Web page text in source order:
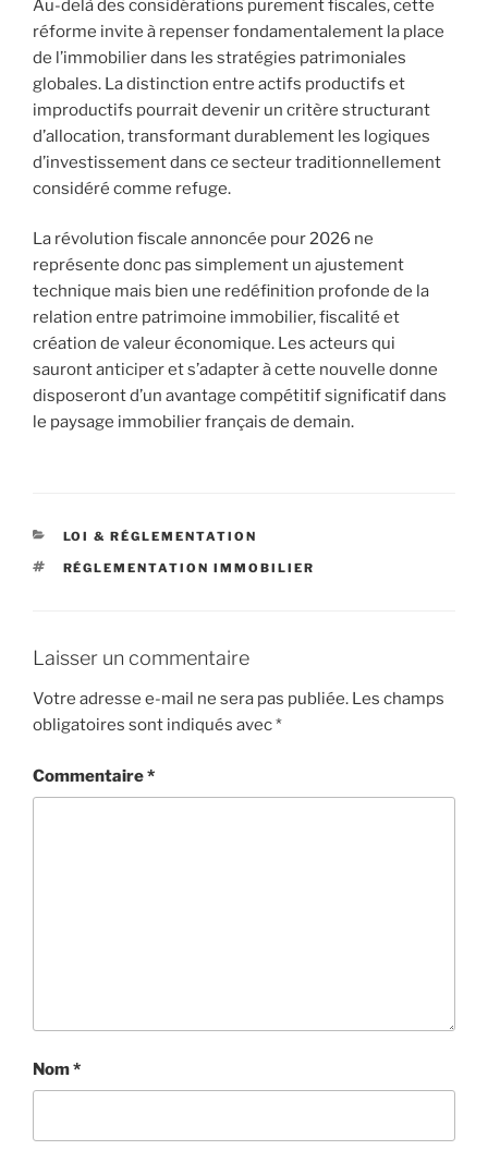
Au-delà des considérations purement fiscales, cette
réforme invite à repenser fondamentalement la place
de l’immobilier dans les stratégies patrimoniales
globales. La distinction entre actifs productifs et
improductifs pourrait devenir un critère structurant
d’allocation, transformant durablement les logiques
d’investissement dans ce secteur traditionnellement
considéré comme refuge.
La révolution fiscale annoncée pour 2026 ne
représente donc pas simplement un ajustement
technique mais bien une redéfinition profonde de la
relation entre patrimoine immobilier, fiscalité et
création de valeur économique. Les acteurs qui
sauront anticiper et s’adapter à cette nouvelle donne
disposeront d’un avantage compétitif significatif dans
le paysage immobilier français de demain.
CATÉGORIES
LOI & RÉGLEMENTATION
ÉTIQUETTES
RÉGLEMENTATION IMMOBILIER
Laisser un commentaire
Votre adresse e-mail ne sera pas publiée. Les champs
obligatoires sont indiqués avec*
Commentaire*
Nom*